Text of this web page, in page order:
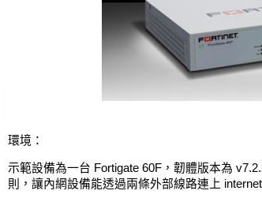
環境：
示範設備為一台 Fortigate 60F，韌體版本為
則，讓內網設備能透過兩條外部線路連上 internet